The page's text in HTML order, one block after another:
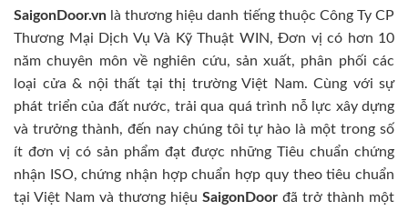
SaigonDoor.vn là thương hiệu danh tiếng thuộc Công Ty CP
Thương Mại Dịch Vụ Và Kỹ Thuật WIN, Đơn vị có hơn 10
năm chuyên môn về nghiên cứu, sản xuất, phân phối các
loại cửa & nội thất tại thị trường Việt Nam. Cùng với sự
phát triển của đất nước, trải qua quá trình nỗ lực xây dựng
và trưởng thành, đến nay chúng tôi tự hào là một trong số
ít đơn vị có sản phẩm đạt được những Tiêu chuẩn chứng
nhận ISO, chứng nhận hợp chuẩn hợp quy theo tiêu chuẩn
tại Việt Nam và thương hiệu SaigonDoor đã trở thành một